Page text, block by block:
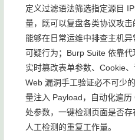
定义过滤语法筛选指定源目
量，既可以复盘各类协议攻
能够在日常运维中排查主机
可疑行为；Burp Suite 依靠代
实时篡改表单参数、Cookie
Web 漏洞手工验证必不可少
量注入 Payload，自动化遍
处参数，一键检测页面是否
人工检测的重复工作量。